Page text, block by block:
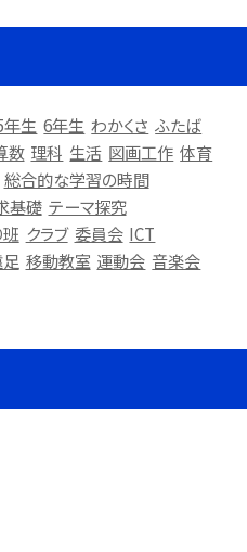
年生 6年生 わかくさ ふたば
数 理科 生活 図画工作 体育
総合的な学習の時間
基礎 テーマ探究
クラブ 委員会 ICT
移動教室 運動会 音楽会